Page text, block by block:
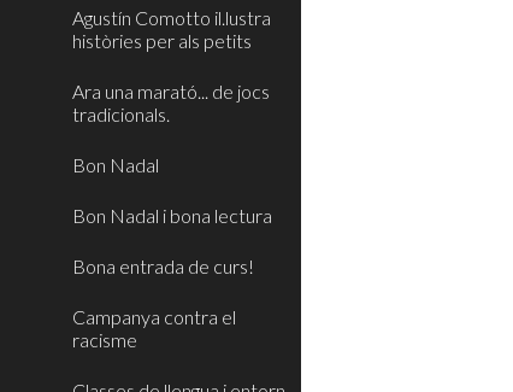
Agustín Comotto il.lustra
històries per als petits
Ara una marató... de jocs
tradicionals.
Bon Nadal
Bon Nadal i bona lectura
Bona entrada de curs!
Campanya contra el
racisme